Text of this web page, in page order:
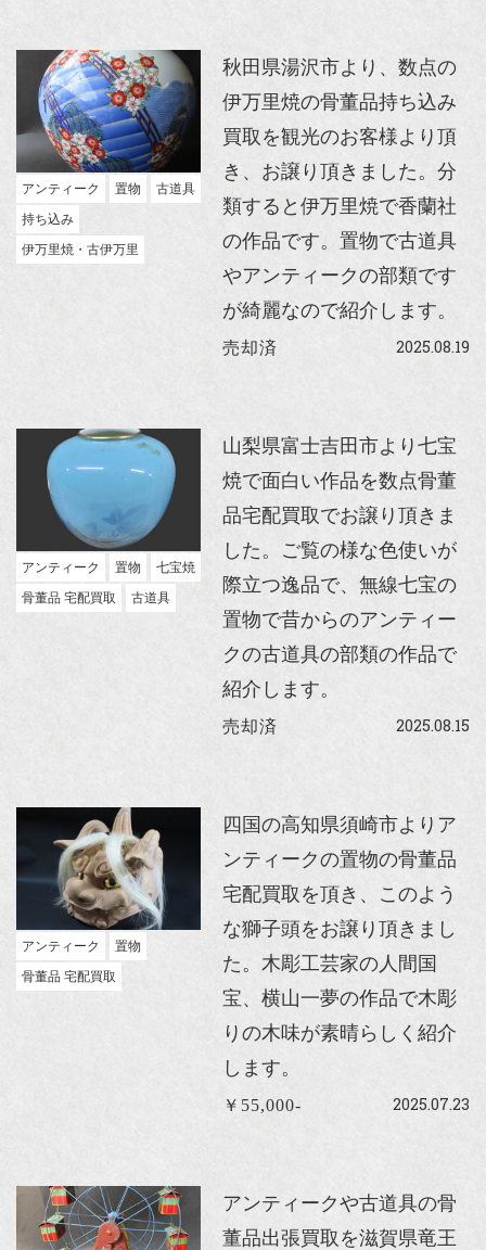
アンティーク 置物
古道具
持ち込み
伊万里焼・古伊万里
秋田県湯沢市より、数点の
伊万里焼の骨董品持ち込み
買取を観光のお客様より頂
き、お譲り頂きました。分
類すると伊万里焼で香蘭社
の作品です。置物で古道具
やアンティークの部類です
が綺麗なので紹介します。
売却済 2025.08.19
アンティーク 置物
七宝焼
骨董品 宅配買取
古道具
山梨県富士吉田市より七宝
焼で面白い作品を数点骨董
品宅配買取でお譲り頂きま
した。ご覧の様な色使いが
際立つ逸品で、無線七宝の
置物で昔からのアンティー
クの古道具の部類の作品で
紹介します。
売却済 2025.08.15
アンティーク
置物
骨董品 宅配買取
四国の高知県須崎市よりア
ンティークの置物の骨董品
宅配買取を頂き、このよう
な獅子頭をお譲り頂きまし
た。木彫工芸家の人間国
宝、横山一夢の作品で木彫
りの木味が素晴らしく紹介
します。
￥55,000- 2025.07.23
アンティークや古道具の骨
董品出張買取を滋賀県竜王